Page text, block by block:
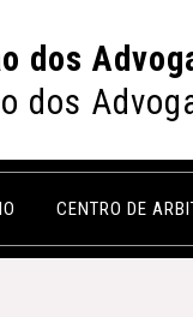
dos
dos
CENTRO DE